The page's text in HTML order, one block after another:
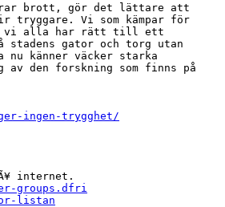
brott, gör det lättare att
tryggare. Vi som kämpar för
vi alla har rätt till ett
gator och torg utan
känner väcker starka
den forskning som finns på
ingen-trygghet/
internet.
groups.dfri
listan